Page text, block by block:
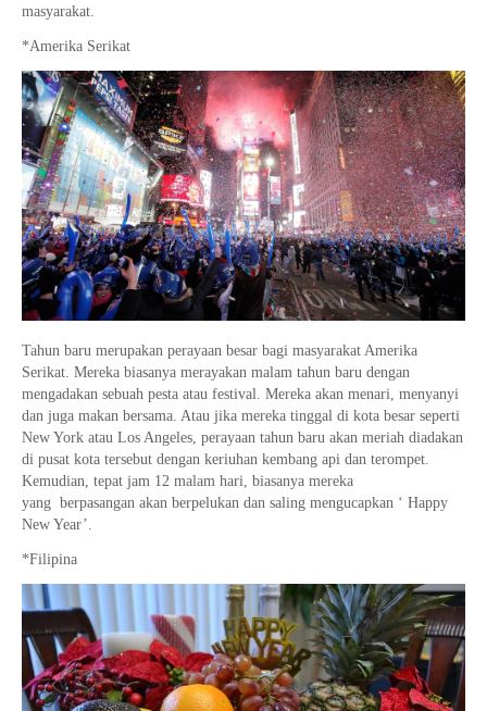
masyarakat.
*Amerika Serikat
Tahun baru merupakan perayaan besar bagi masyarakat Amerika
Serikat. Mereka biasanya merayakan malam tahun baru dengan
mengadakan sebuah pesta atau festival. Mereka akan menari, menyanyi
dan juga makan bersama. Atau jika mereka tinggal di kota besar seperti
New York atau Los Angeles, perayaan tahun baru akan meriah diadakan
di pusat kota tersebut dengan keriuhan kembang api dan terompet.
Kemudian, tepat jam 12 malam hari, biasanya mereka
yang berpasangan akan berpelukan dan saling mengucapkan ‘ Happy
New Year’.
*Filipina